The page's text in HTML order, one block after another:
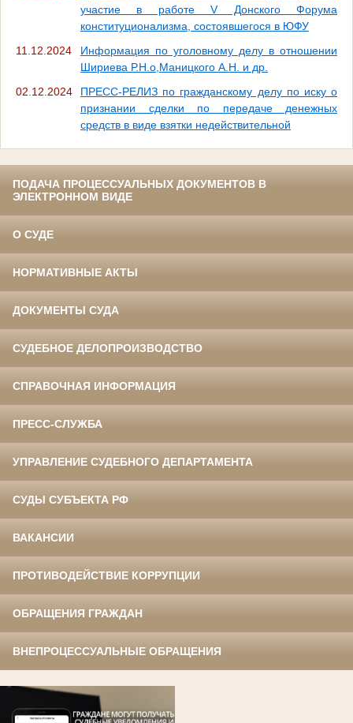
участие в работе V Донского Форума
конституционализма, состоявшегося в ЮФУ
11.12.2024
Информация по уголовному делу в отношении
Шириева Р.Н.о,Маницкого А.Н. и др.
02.12.2024
ПРЕСС-РЕЛИЗ по гражданскому делу по иску о
признании сделки по передаче денежных
средств в виде взятки недействительной
ПОДАЧА ПРОЦЕССУАЛЬНЫХ ДОКУМЕНТОВ В
ЭЛЕКТРОННОМ ВИДЕ
О СУДЕ
НОРМАТИВНЫЕ АКТЫ
ДОКУМЕНТЫ СУДА
СУДЕБНОЕ ДЕЛОПРОИЗВОДСТВО
СПРАВОЧНАЯ ИНФОРМАЦИЯ
ПРЕСС-СЛУЖБА
УПРАВЛЕНИЕ СУДЕБНОГО ДЕПАРТАМЕНТА
СУДЫ СУБЪЕКТА РФ
ВАКАНСИИ
ПРОТИВОДЕЙСТВИЕ КОРРУПЦИИ
ОБРАЩЕНИЯ ГРАЖДАН
ВНЕПРОЦЕССУАЛЬНЫЕ ОБРАЩЕНИЯ